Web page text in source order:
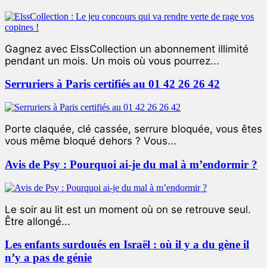
Gagnez avec ElssCollection un abonnement illimité
pendant un mois. Un mois où vous pourrez...
Serruriers à Paris certifiés au 01 42 26 26 42
Porte claquée, clé cassée, serrure bloquée, vous êtes
vous même bloqué dehors ? Vous...
Avis de Psy : Pourquoi ai-je du mal à m’endormir ?
Le soir au lit est un moment où on se retrouve seul.
Être allongé...
Les enfants surdoués en Israël : où il y a du gène il
n’y a pas de génie